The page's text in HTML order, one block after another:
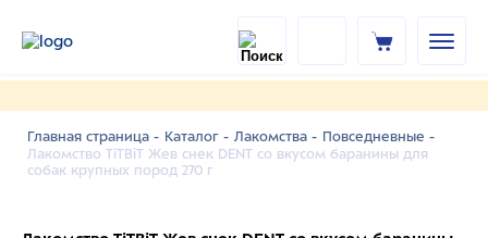
Главная страница - Каталог - Лакомства - Повседневные -
Лакомство TiTBiT Жев снек DENT со вкусом баранины для
собак крупных пород 270 г